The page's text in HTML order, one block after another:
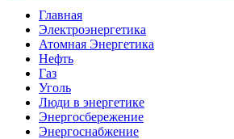
Главная
Электроэнергетика
Атомная Энергетика
Нефть
Газ
Уголь
Люди в энергетике
Энергосбережение
Энергоснабжение